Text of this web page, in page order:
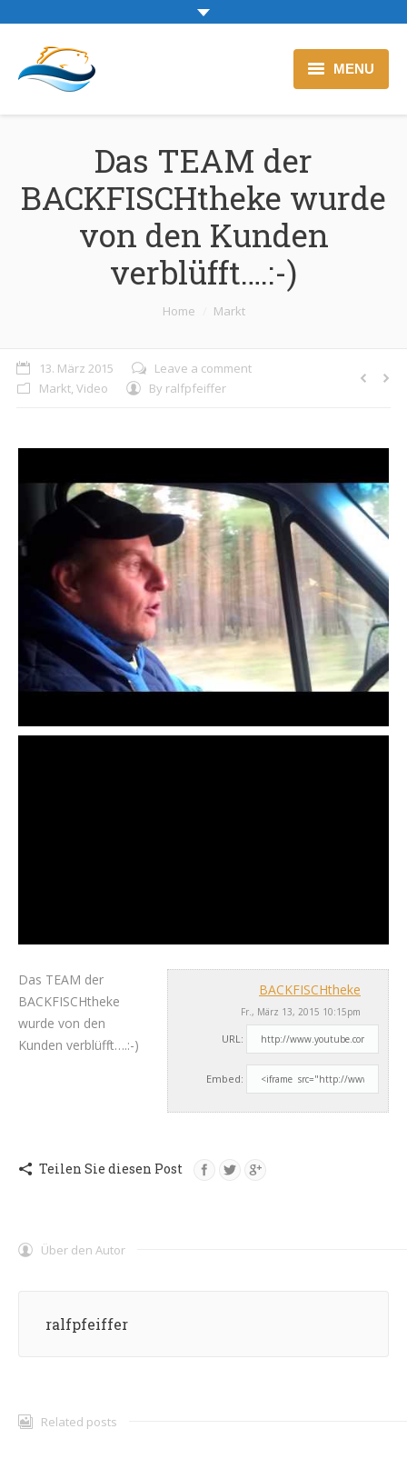
MENU
Zur Backfischtheke
Blog
Das TEAM der
BACKFISCHtheke wurde
von den Kunden
verblüfft….:-)
Home Markt
13. März 2015
Leave a comment
Markt, Video By ralfpfeiffer
BACKFISCHtheke
Fr., März 13, 2015 10:15pm
URL:
Embed:
Das TEAM der
BACKFISCHtheke
wurde von den
Kunden verblüfft….:-)
Teilen Sie diesen Post
Über den Autor
ralfpfeiffer
Related posts